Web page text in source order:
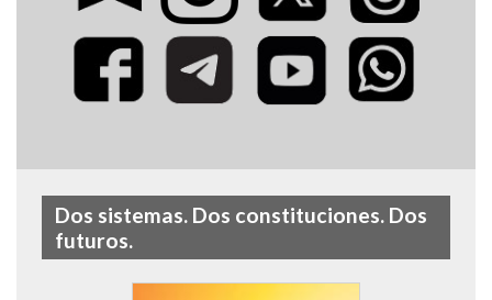
Dos sistemas. Dos constituciones. Dos
futuros.